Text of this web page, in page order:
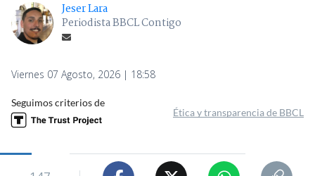
Jeser Lara
Periodista BBCL Contigo
Viernes 07 Agosto, 2026 | 18:58
Seguimos criterios de
Ética y transparencia de BBCL